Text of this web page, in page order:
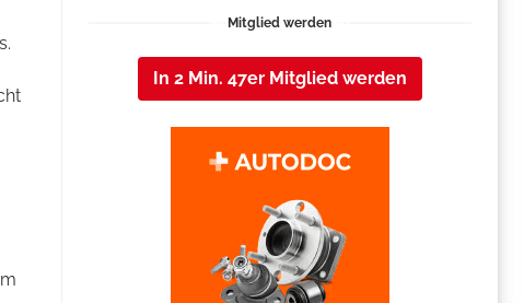
Mitglied werden
In 2 Min. 47er Mitglied werden